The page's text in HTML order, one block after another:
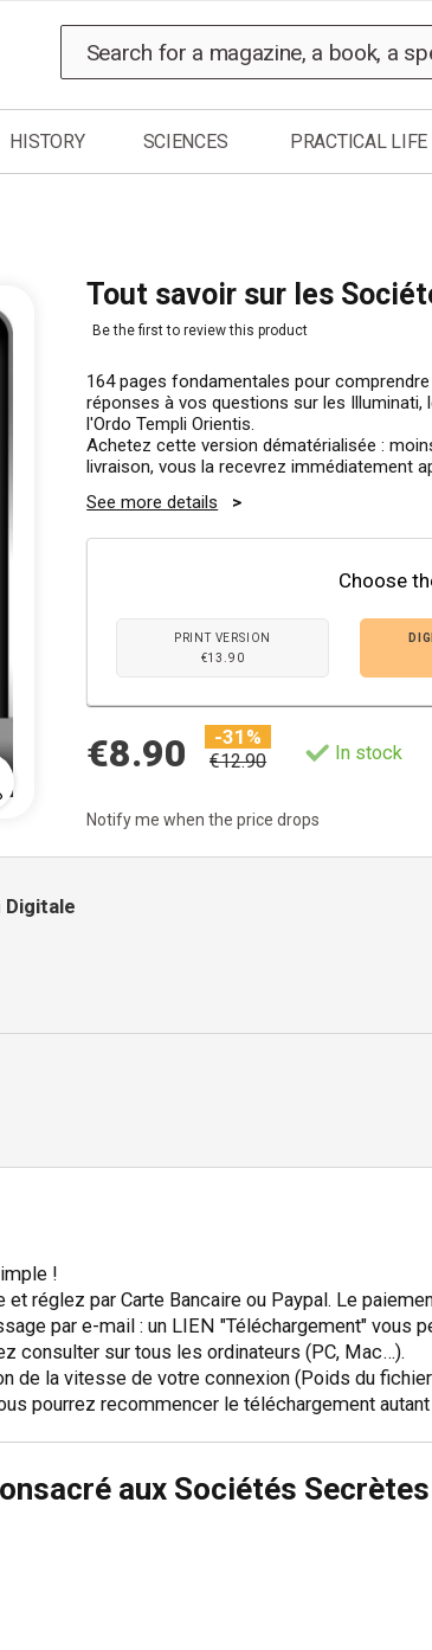
HISTORY SCIENCES PRACTICAL LIFE
Tout savoir sur les
Be the first to review this product
164 pages fondamentales pour
réponses à vos questions sur les Illuminati,
l'Ordo Templi Orientis.
Achetez cette version dématérialisée :
livraison, vous la recevrez immédiatement
See more details
Choose
PRINT VERSION
€13.90
€8.90 €12.90
-31%
In stock
Notify me when the price drops
!
réglez par Carte Bancaire ou Paypal. Le
par e-mail : un LIEN "Téléchargement" vous
consulter sur tous les ordinateurs (PC, Mac…).
de la vitesse de votre connexion (Poids du
pourrez recommencer le téléchargement
aux Sociétés Secrètes